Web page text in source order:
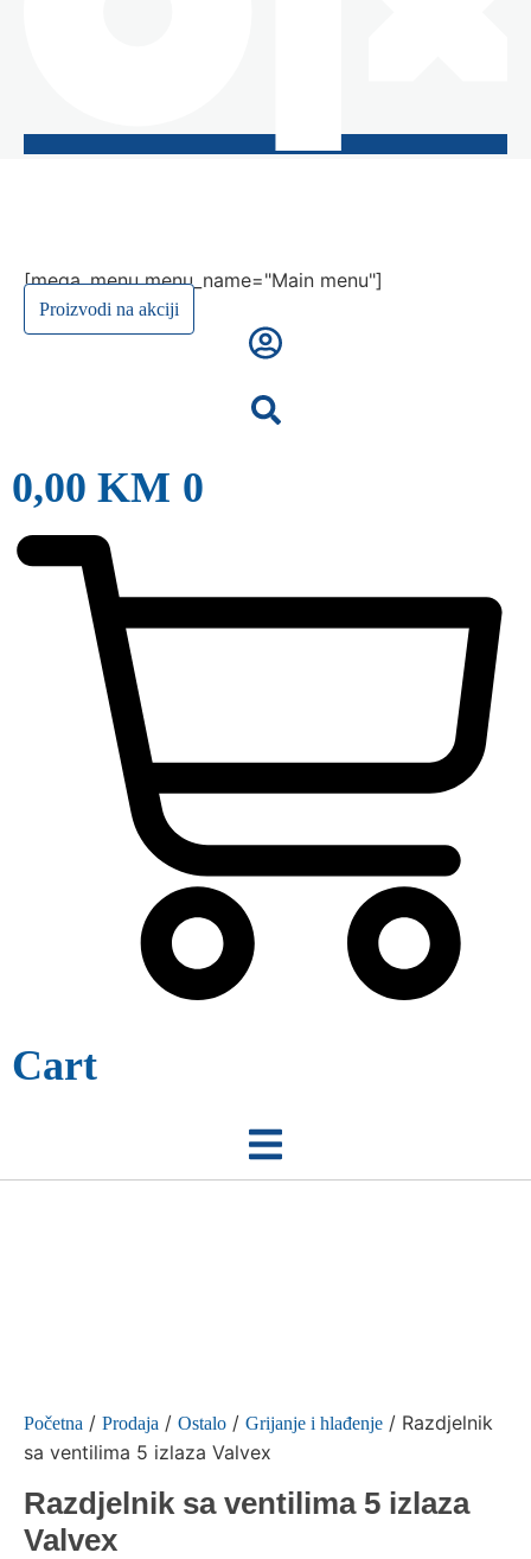
[mega_menu menu_name="Main menu"]
Proizvodi na akciji
0,00 KM 0
Cart
Početna / Prodaja / Ostalo / Grijanje i hlađenje / Razdjelnik
sa ventilima 5 izlaza Valvex
Razdjelnik sa ventilima 5 izlaza
Valvex